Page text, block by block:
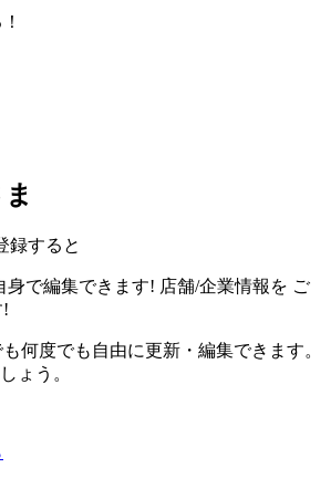
録すると
身で編集できます! 店舗/企業情報を ご
!
何度でも自由に更新・編集できます。
ょう。